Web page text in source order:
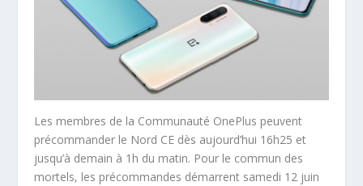
Les membres de la Communauté OnePlus peuvent
précommander le Nord CE dès aujourd’hui 16h25 et
jusqu’à demain à 1h du matin. Pour le commun des
mortels, les précommandes démarrent samedi 12 juin